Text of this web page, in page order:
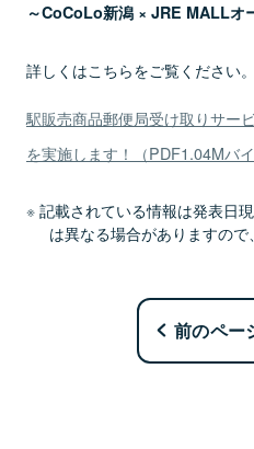
～CoCoLo新潟 × JRE MALLオ
詳しくはこちらをご覧ください。
駅販売商品郵便局受け取りサー
を実施します！（PDF1.04Mバイ
記載されている情報は発表日
は異なる場合がありますので
前のペー